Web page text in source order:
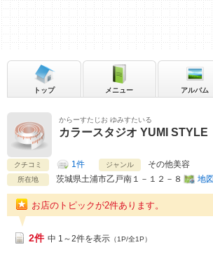
からーすたじお ゆみすたいる
カラースタジオ YUMI STYLE
クチコミ 1件 ジャンル その他美容
所在地 茨城県土浦市乙戸南１－１２－８ 地
トップ メニュー アルバム
お店のトピックが2件あります。
2件 中 1～2件を表示 （1P/全1P）